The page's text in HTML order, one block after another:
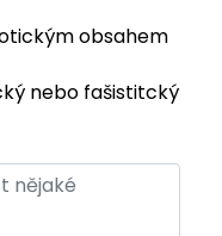
obsahem
nebo fašistitcký